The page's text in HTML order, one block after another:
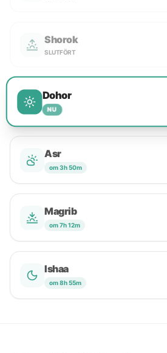
Shorok
SLUTFÖRT
Dohor
NU
Asr
om 3h 50m
Magrib
om 7h 12m
Ishaa
om 8h 55m